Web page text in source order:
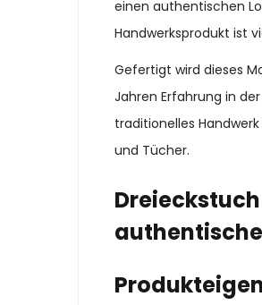
einen authentischen
Handwerksprodukt ist
Gefertigt wird dieses
Jahren Erfahrung in
traditionelles
und Tücher.